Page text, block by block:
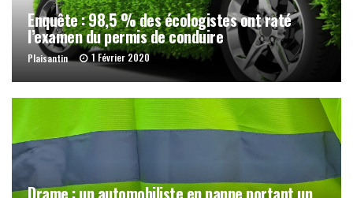
Enquête : 98,5 % des écologistes ont raté
l’examen du permis de conduire
Plaisantin 1 Février 2020